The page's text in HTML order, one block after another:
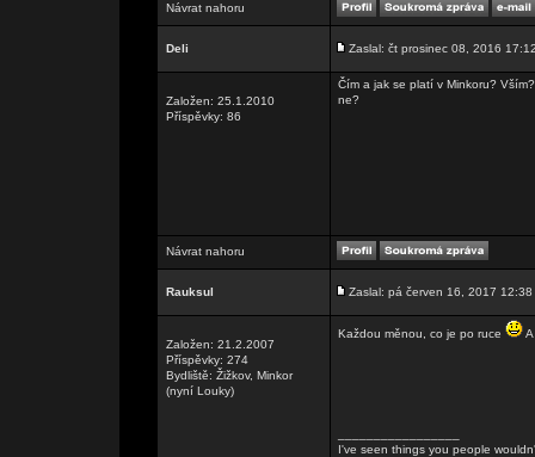
Návrat nahoru
Deli Zaslal: čt prosinec 08, 2016
Založen: 25.1.2010
Příspěvky: 86
Čím a jak se platí v Minkoru?
ne?
Návrat nahoru
Rauksul Zaslal: pá červen 16, 2017 12:38
Založen: 21.2.2007
Příspěvky: 274
Bydliště: Žižkov, Minkor
(nyní Louky)
Každou měnou, co je po ruce
I've seen things you people